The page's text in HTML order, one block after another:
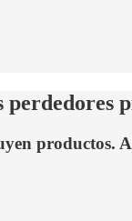
perdedores